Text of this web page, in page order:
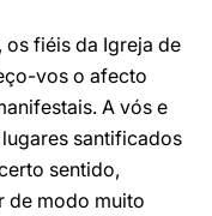
os fiéis da Igreja de
vos o afecto
A vós e
santificados
sentido,
de modo muito